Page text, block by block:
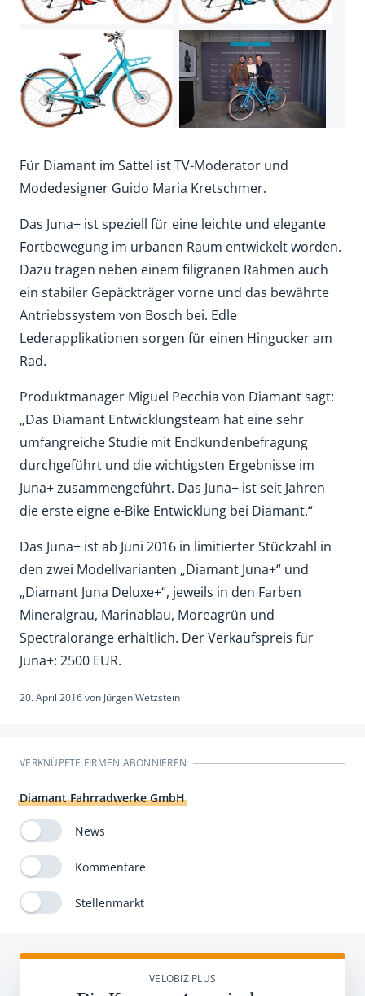
Für Diamant im Sattel ist TV-Moderator und
Modedesigner Guido Maria Kretschmer.
Das Juna+ ist speziell für eine leichte und elegante
Fortbewegung im urbanen Raum entwickelt worden.
Dazu tragen neben einem filigranen Rahmen auch
ein stabiler Gepäckträger vorne und das bewährte
Antriebssystem von Bosch bei. Edle
Lederapplikationen sorgen für einen Hingucker am
Rad.
Produktmanager Miguel Pecchia von Diamant sagt:
„Das Diamant Entwicklungsteam hat eine sehr
umfangreiche Studie mit Endkundenbefragung
durchgeführt und die wichtigsten Ergebnisse im
Juna+ zusammengeführt. Das Juna+ ist seit Jahren
die erste eigne e-Bike Entwicklung bei Diamant.“
Das Juna+ ist ab Juni 2016 in limitierter Stückzahl in
den zwei Modellvarianten „Diamant Juna+“ und
„Diamant Juna Deluxe+“, jeweils in den Farben
Mineralgrau, Marinablau, Moreagrün und
Spectralorange erhältlich. Der Verkaufspreis für
Juna+: 2500 EUR.
20. April 2016von Jürgen Wetzstein
VERKNÜPFTE FIRMEN ABONNIEREN
Diamant Fahrradwerke GmbH
News
Kommentare
Stellenmarkt
VELOBIZ PLUS